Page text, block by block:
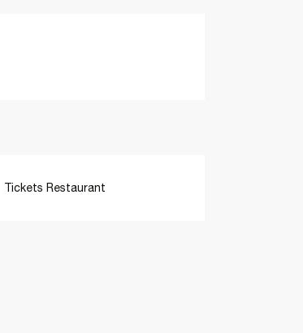
Tickets Restaurant